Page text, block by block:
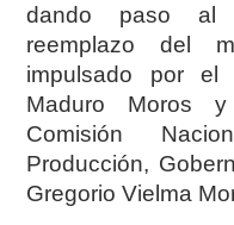
dando paso al
reemplazo del
impulsado por el
Maduro Moros
Comisión
Producción,
Gregorio Vielma